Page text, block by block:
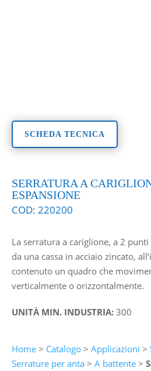
SCHEDA TECNICA
SERRATURA A
ESPANSIONE
COD: 220200
La serratura a cariglione, a 2
da una cassa in acciaio zincato,
contenuto un quadro che
verticalmente o orizzontalmente.
UNITÀ MIN. INDUSTRIA: 300
Home> Catalogo> Applicazioni >
Serrature per anta> A battente>